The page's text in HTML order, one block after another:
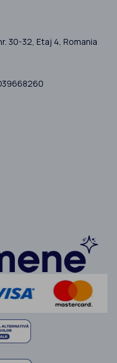
30-32, Etaj 4, Romania